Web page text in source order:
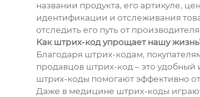
названии продукта, его артикуле,
идентификации и отслеживания
отследить его путь от
Как штрих-код упрощает нашу
Благодаря штрих-кодам,
продавцов штрих-код – это удобный
штрих-коды помогают эффективно
Даже в медицине штрих-коды